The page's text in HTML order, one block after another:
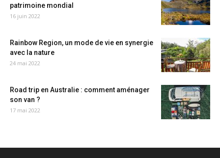
patrimoine mondial
16 juin 2022
Rainbow Region, un mode de vie en synergie
avec la nature
24 mai 2022
Road trip en Australie : comment aménager
son van ?
17 mai 2022